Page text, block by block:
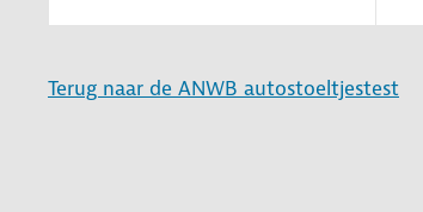
Terug naar de ANWB autostoeltjestest